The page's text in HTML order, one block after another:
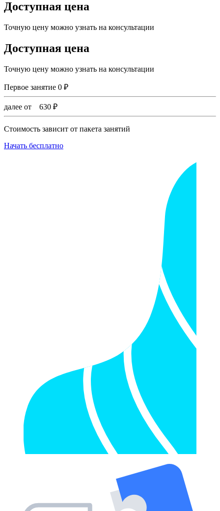
Доступная цена
Точную цену можно узнать на консультации
Доступная цена
Точную цену можно узнать на консультации
Первое занятие 0 ₽
далее от 630 ₽
Стоимость зависит от пакета занятий
Начать бесплатно